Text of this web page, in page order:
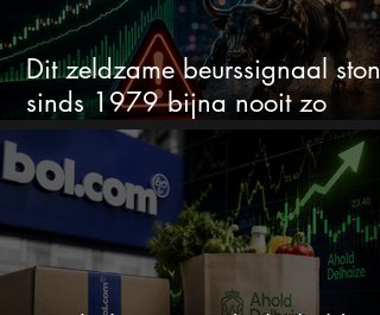
Dit zeldzame beurssignaal stond
sinds 1979 bijna nooit zo
extreem